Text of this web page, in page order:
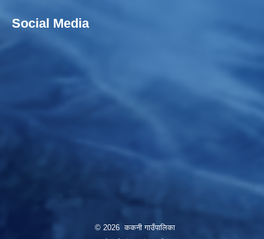
Social Media
© 2026 ककनी गाउँपालिका